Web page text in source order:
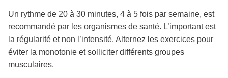
Un rythme de 20 à 30 minutes, 4 à 5 fois par semaine, est
recommandé par les organismes de santé. L’important est
la régularité et non l’intensité. Alternez les exercices pour
éviter la monotonie et solliciter différents groupes
musculaires.